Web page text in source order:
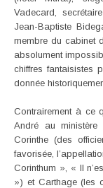
Vadecard,
Jean-Baptiste
membre du cabinet
absolument
chiffres fantaisistes
donnée
Contrairement à ce
André au
Corinthe (des
favorisée,
Corinthum », « Il
») et Carthage (les